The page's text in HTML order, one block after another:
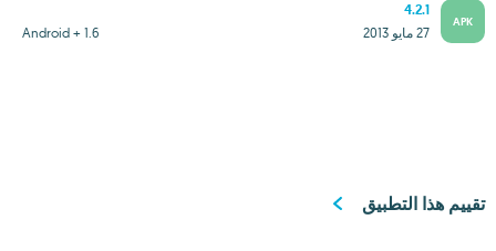
APK
4.2.1
Android + 1.6 27 مايو 2013
تقييم هذا التطبيق